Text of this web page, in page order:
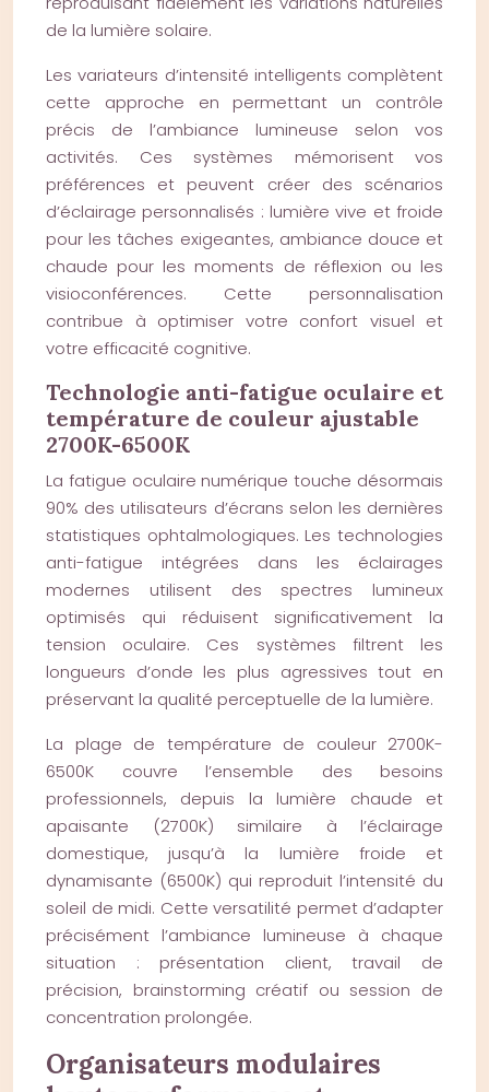
de la lumière solaire.
Les variateurs d’intensité intelligents complètent
cette approche en permettant un contrôle
précis de l’ambiance lumineuse selon vos
activités. Ces systèmes mémorisent vos
préférences et peuvent créer des scénarios
d’éclairage personnalisés : lumière vive et froide
pour les tâches exigeantes, ambiance douce et
chaude pour les moments de réflexion ou les
visioconférences. Cette personnalisation
contribue à optimiser votre confort visuel et
votre efficacité cognitive.
Technologie anti-fatigue oculaire et
température de couleur ajustable
2700K-6500K
La fatigue oculaire numérique touche désormais
90% des utilisateurs d’écrans selon les dernières
statistiques ophtalmologiques. Les technologies
anti-fatigue intégrées dans les éclairages
modernes utilisent des spectres lumineux
optimisés qui réduisent significativement la
tension oculaire. Ces systèmes filtrent les
longueurs d’onde les plus agressives tout en
préservant la qualité perceptuelle de la lumière.
La plage de température de couleur 2700K-
6500K couvre l’ensemble des besoins
professionnels, depuis la lumière chaude et
apaisante (2700K) similaire à l’éclairage
domestique, jusqu’à la lumière froide et
dynamisante (6500K) qui reproduit l’intensité du
soleil de midi. Cette versatilité permet d’adapter
précisément l’ambiance lumineuse à chaque
situation : présentation client, travail de
précision, brainstorming créatif ou session de
concentration prolongée.
Organisateurs modulaires